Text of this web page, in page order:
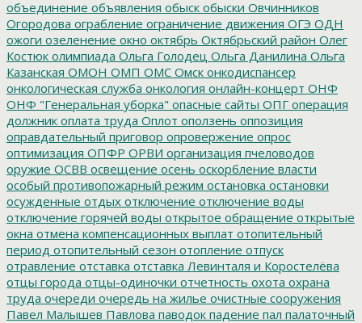
объединение объявления обыск обыски Овчинников
Огородова ограбление ограничение движения ОГЭ ОДН
ожоги озеленение окно октябрь Октябрьский район Олег
Костюк олимпиада Ольга Голодец Ольга Данилина Ольга
Казанская ОМОН ОМП ОМС Омск онкодиспансер
онкологическая служба онкология онлайн-концерт ОНФ
ОНФ "Генеральная уборка" опасные сайты ОПГ операция
должник оплата труда Оплот оползень оппозиция
оправдательный приговор опровержение опрос
оптимизация ОПФР ОРВИ организация пчеловодов
оружие ОСВВ освещение осень оскорбление власти
особый противопожарный режим остановка остановки
осужденные отдых отключение отключение воды
отключение горячей воды открытое обращение открытые
окна отмена компенсационных выплат отопительный
период отопительный сезон отопление отпуск
отравление отставка отставка Левинталя и Коростелёва
отцы города отцы-одиночки отчетность охота охрана
труда очереди очередь на жилье очистные сооружения
Павел Малышев Павлова паводок падение пал палаточный